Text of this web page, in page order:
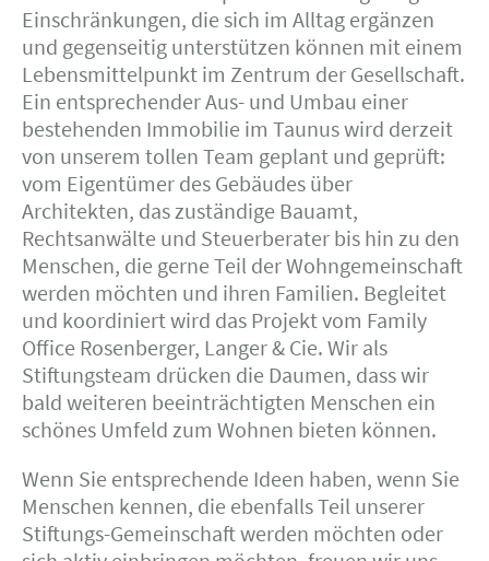
Einschränkungen, die sich im Alltag ergänzen
und gegenseitig unterstützen können mit einem
Lebensmittelpunkt im Zentrum der Gesellschaft.
Ein entsprechender Aus- und Umbau einer
bestehenden Immobilie im Taunus wird derzeit
von unserem tollen Team geplant und geprüft:
vom Eigentümer des Gebäudes über
Architekten, das zuständige Bauamt,
Rechtsanwälte und Steuerberater bis hin zu den
Menschen, die gerne Teil der Wohngemeinschaft
werden möchten und ihren Familien. Begleitet
und koordiniert wird das Projekt vom Family
Office Rosenberger, Langer & Cie. Wir als
Stiftungsteam drücken die Daumen, dass wir
bald weiteren beeinträchtigten Menschen ein
schönes Umfeld zum Wohnen bieten können.
Wenn Sie entsprechende Ideen haben, wenn Sie
Menschen kennen, die ebenfalls Teil unserer
Stiftungs-Gemeinschaft werden möchten oder